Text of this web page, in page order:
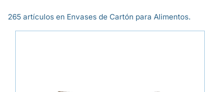
265 artículos en Envases de Cartón para Alimentos.